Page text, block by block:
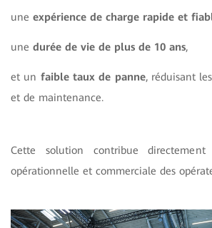
une expérience de charge rapide et
une durée de vie de plus de 10 ans,
et un faible taux de panne, réduisant
et de maintenance.
Cette solution contribue
opérationnelle et commerciale des